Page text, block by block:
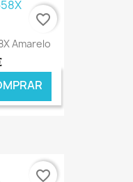
€ ONLINE
Amarelo
favorite_border
favorite_border